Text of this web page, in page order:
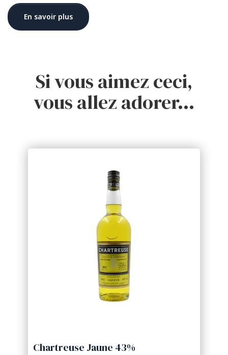
En savoir plus
Si vous aimez ceci,
vous allez adorer…
Chartreuse Jaune 43%